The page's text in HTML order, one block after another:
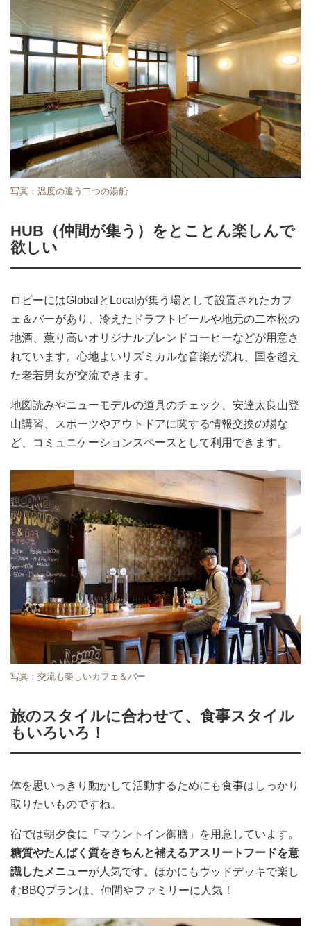
写真：温度の違う二つの湯船
HUB（仲間が集う）をとことん楽しんで
欲しい
ロビーにはGlobalとLocalが集う場として設置されたカフ
ェ＆バーがあり、冷えたドラフトビールや地元の二本松の
地酒、薫り高いオリジナルブレンドコーヒーなどが用意さ
れています。心地よいリズミカルな音楽が流れ、国を超え
た老若男女が交流できます。
地図読みやニューモデルの道具のチェック、安達太良山登
山講習、スポーツやアウトドアに関する情報交換の場な
ど、コミュニケーションスペースとして利用できます。
写真：交流も楽しいカフェ＆バー
旅のスタイルに合わせて、食事スタイル
もいろいろ！
体を思いっきり動かして活動するためにも食事はしっかり
取りたいものですね。
宿では朝夕食に「マウントイン御膳」を用意しています。
糖質やたんぱく質をきちんと補えるアスリートフードを意
識したメニューが人気です。ほかにもウッドデッキで楽し
むBBQプランは、仲間やファミリーに人気！